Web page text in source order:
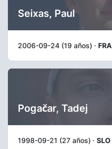
Seixas, Paul
2006-09-24 (19 años) · FRA
Pogačar, Tadej
1998-09-21 (27 años) · SLO